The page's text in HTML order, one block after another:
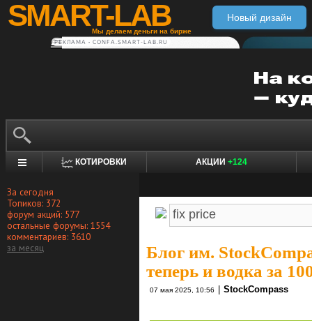
SMART-LAB
Мы делаем деньги на бирже
Новый дизайн
РЕКЛАМА • CONFA.SMART-LAB.RU
КОТИРОВКИ АКЦИИ +124
За сегодня
Топиков: 372
форум акций: 577
остальные форумы: 1554
комментариев: 3610
за месяц
Блог им.
теперь и водка за
07 мая 2025, 10:56 StockCompass